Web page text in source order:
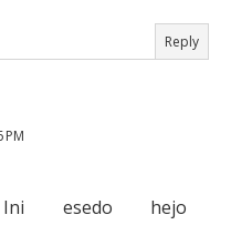
Reply
PM
esedo hejo